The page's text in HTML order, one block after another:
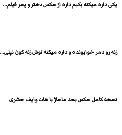
یکی داره میکنه یکیم داره از سکس دختر و پسر فیلم...
زنه رو دمر خوابونده و داره میکنه توش زنه کون تپلی...
نسخه کامل سکس بعد ماساژ با هات وایف حشری